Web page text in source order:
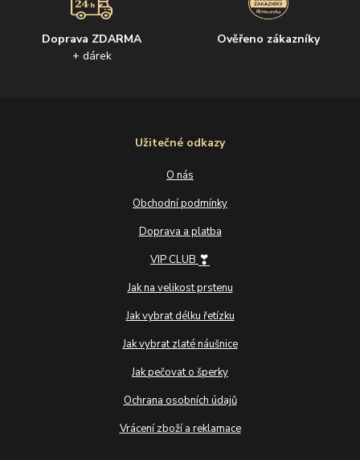
Doprava ZDARMA
+ dárek
Ověřeno zákazníky
Užitečné odkazy
O nás
Obchodní podmínky
Doprava a platba
VIP CLUB ❣
Jak na velikost prstenu
Jak vybrat délku řetízku
Jak vybrat zlaté náušnice
Jak pečovat o šperky
Ochrana osobních údajů
Vrácení zboží a reklamace